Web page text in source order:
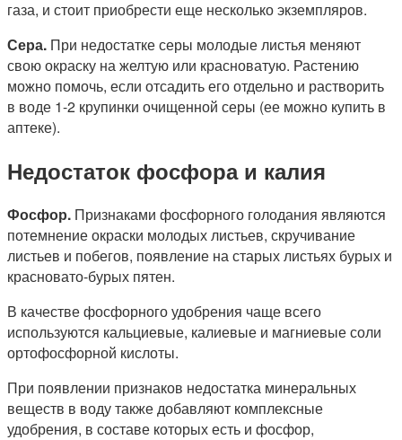
газа, и стоит приобрести еще несколько экземпляров.
Сера. При недостатке серы молодые листья меняют
свою окраску на желтую или красноватую. Растению
можно помочь, если отсадить его отдельно и растворить
в воде 1-2 крупинки очищенной серы (ее можно купить в
аптеке).
Недостаток фосфора и калия
Фосфор. Признаками фосфорного голодания являются
потемнение окраски молодых листьев, скручивание
листьев и побегов, появление на старых листьях бурых и
красновато-бурых пятен.
В качестве фосфорного удобрения чаще всего
используются кальциевые, калиевые и магниевые соли
ортофосфорной кислоты.
При появлении признаков недостатка минеральных
веществ в воду также добавляют комплексные
удобрения, в составе которых есть и фосфор,